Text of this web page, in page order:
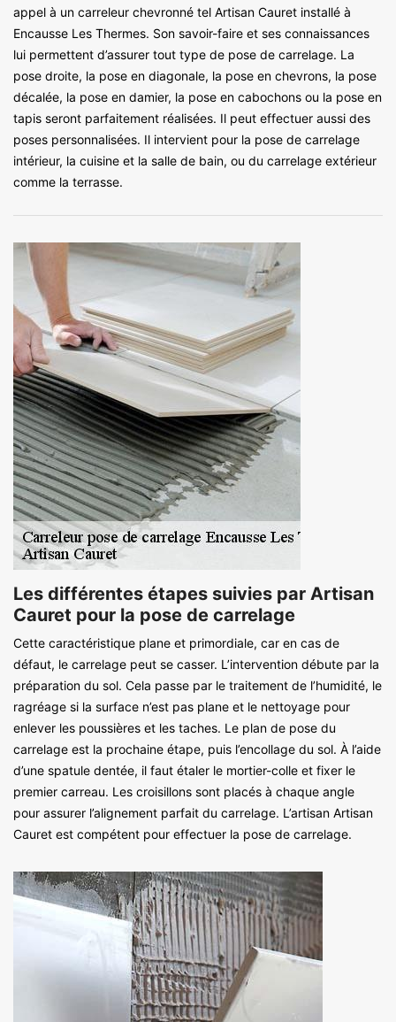
appel à un carreleur chevronné tel Artisan Cauret installé à
Encausse Les Thermes. Son savoir-faire et ses connaissances
lui permettent d’assurer tout type de pose de carrelage. La
pose droite, la pose en diagonale, la pose en chevrons, la pose
décalée, la pose en damier, la pose en cabochons ou la pose en
tapis seront parfaitement réalisées. Il peut effectuer aussi des
poses personnalisées. Il intervient pour la pose de carrelage
intérieur, la cuisine et la salle de bain, ou du carrelage extérieur
comme la terrasse.
Les différentes étapes suivies par Artisan
Cauret pour la pose de carrelage
Cette caractéristique plane et primordiale, car en cas de
défaut, le carrelage peut se casser. L’intervention débute par la
préparation du sol. Cela passe par le traitement de l’humidité, le
ragréage si la surface n’est pas plane et le nettoyage pour
enlever les poussières et les taches. Le plan de pose du
carrelage est la prochaine étape, puis l’encollage du sol. À l’aide
d’une spatule dentée, il faut étaler le mortier-colle et fixer le
premier carreau. Les croisillons sont placés à chaque angle
pour assurer l’alignement parfait du carrelage. L’artisan Artisan
Cauret est compétent pour effectuer la pose de carrelage.